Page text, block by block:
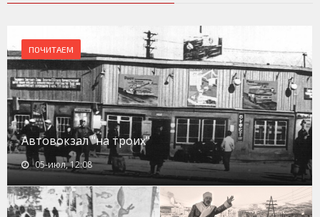
ПОЧИТАЕМ
Автовокзал "на троих"
05-июл, 12:08